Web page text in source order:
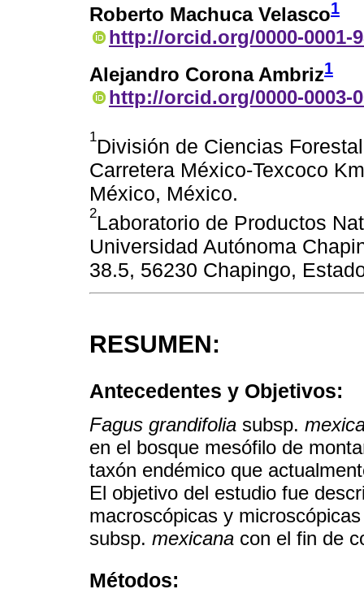
Roberto Machuca Velasco1
http://orcid.org/0000-0001-
Alejandro Corona Ambriz1
http://orcid.org/0000-0003-
1División de Ciencias
Carretera México-Texcoco
México, México.
2Laboratorio de Productos
Universidad Autónoma
38.5, 56230 Chapingo,
RESUMEN:
Antecedentes y Objetivos:
Fagus grandifolia subsp.
en el bosque mesófilo de
taxón endémico que
El objetivo del estudio fue
macroscópicas y
subsp. mexicana con el fin de
Métodos: